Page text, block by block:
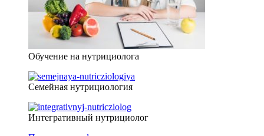
Обучение на нутрициолога
Семейная нутрициология
Интегративный нутрициолог